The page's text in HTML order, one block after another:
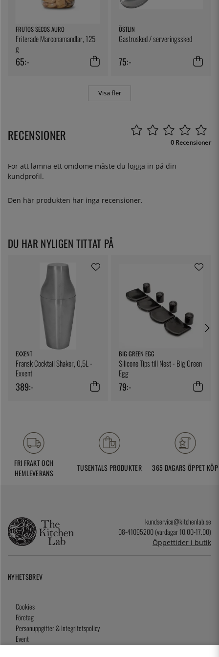
FRUTOS SECOS AURO
Friterade Marconamandlar, 125
g
65:-
ÖSTLIN
Gastrosked / serveringssked
75:-
Visa fler
RECENSIONER 0 Recensioner
För att lämna ett omdöme måste du logga in på din
kundprofil.
Den här produkten har inga recensioner.
DU HAR NYLIGEN TITTAT PÅ
EXXENT
Fransk Cocktail Shaker, 0,5L -
Exxent
389:-
BIG GREEN EGG
Silicone Tips till Nest - Big Green
Egg
79:-
FRI FRAKT OCH
HEMLEVERANS
TUSENTALS PRODUKTER 365 DAGARS ÖPPET KÖP
kundservice@kitchenlab.se
08-41095200 (vardagar 10.00-17.00)
Öppettider i butik
NYHETSBREV
Cookies
Företag
Personuppgifter & Integritetspolicy
Event